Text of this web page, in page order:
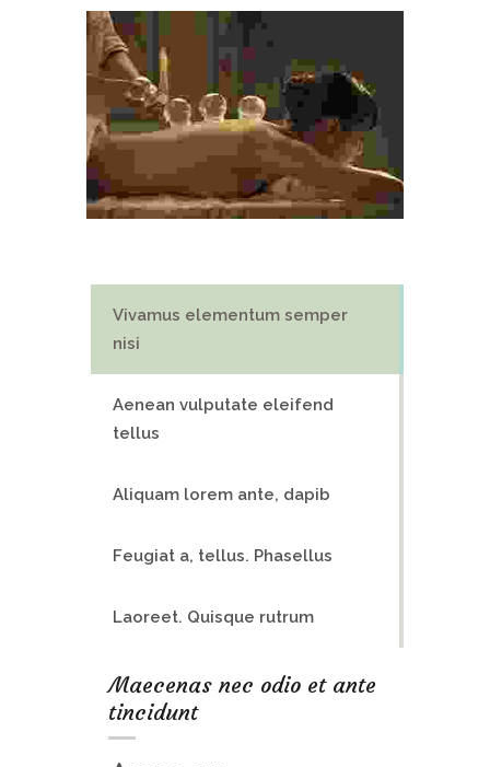
Vivamus elementum semper
nisi
Aenean vulputate eleifend
tellus
Aliquam lorem ante, dapib
Feugiat a, tellus. Phasellus
Laoreet. Quisque rutrum
Maecenas nec odio et ante
tincidunt